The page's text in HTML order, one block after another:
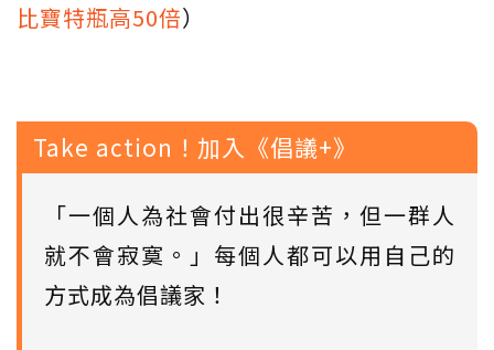
比寶特瓶高50倍）
Take action！加入《倡議+》
「一個人為社會付出很辛苦，但一群人
就不會寂寞。」每個人都可以用自己的
方式成為倡議家！